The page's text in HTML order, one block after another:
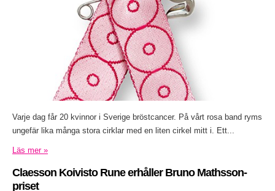
Varje dag får 20 kvinnor i Sverige bröstcancer. På vårt rosa band ryms
ungefär lika många stora cirklar med en liten cirkel mitt i. Ett...
Läs mer »
Claesson Koivisto Rune erhåller Bruno Mathsson-
priset